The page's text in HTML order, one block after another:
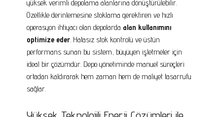
yüksek verimli depolama alanlarına dönüştürülebilir.
Özellikle derinlemesine stoklama gerektiren ve hızlı
operasyon ihtiyacı olan depolarda alan kullanımını
optimize eder. Hatasız stok kontrolü ve üstün
performans sunan bu sistem, büyüyen işletmeler için
ideal bir çözümdür. Depo yönetiminde manuel süreçleri
ortadan kaldırarak hem zaman hem de maliyet tasarrufu
sağlar.